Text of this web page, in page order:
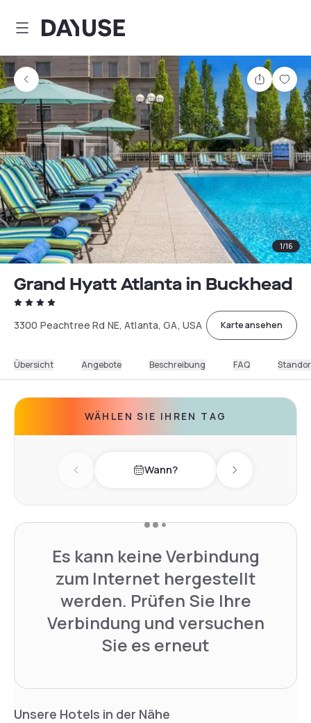
Dayuse
Teilen
1/16
Grand Hyatt Atlanta in Buckhead
3300 Peachtree Rd NE, Atlanta, GA, USA Karte ansehen
Übersicht Angebote Beschreibung FAQ
WÄHLEN SIE IHREN TAG
Previous day Wann? Next day
Es kann keine Verbindung
zum Internet hergestellt
werden. Prüfen Sie Ihre
Verbindung und versuchen
Sie es erneut
Unsere Hotels in der Nähe